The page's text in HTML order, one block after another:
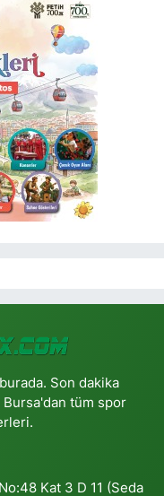
Son dakika
tüm spor
Kat 3 D 11 (Seda